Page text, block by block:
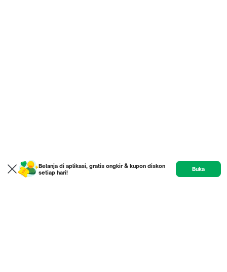
Belanja di aplikasi, gratis ongkir & kupon diskon
setiap hari!
Buka